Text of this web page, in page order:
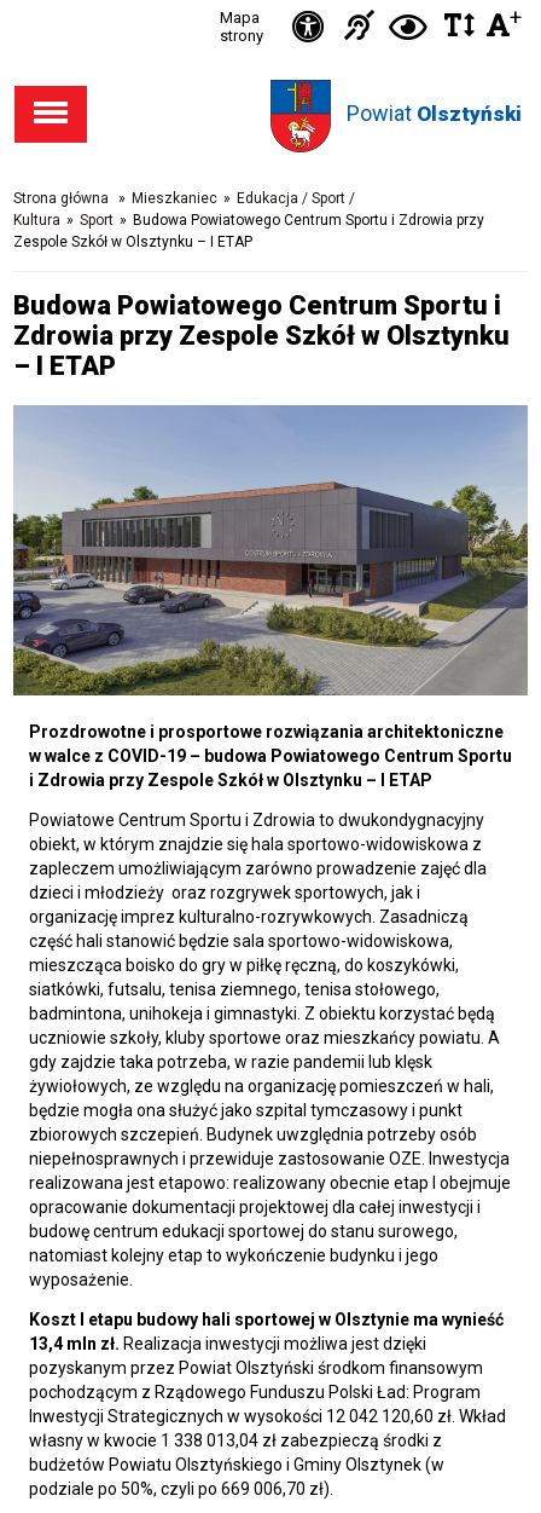
Przejdź
dostępności
Przejdź
głównego
Przejdź
wyszukiwarki
Przejdź
Powiat Olsztyński
Mapa
strony
Ikonka
dostępności
IkonkaIkonka
w
+
Strona główna » Mieszkaniec » Edukacja / Sport /
Kultura » Sport » Budowa Powiatowego Centrum Sportu i Zdrowia przy
Zespole Szkół w Olsztynku – I ETAP
Budowa Powiatowego Centrum Sportu i
Zdrowia przy Zespole Szkół w Olsztynku
– I ETAP
Prozdrowotne i prosportowe rozwiązania architektoniczne
w walce z COVID-19 – budowa Powiatowego Centrum Sportu
i Zdrowia przy Zespole Szkół w Olsztynku – I ETAP
Powiatowe Centrum Sportu i Zdrowia to dwukondygnacyjny
obiekt, w którym znajdzie się hala sportowo-widowiskowa z
zapleczem umożliwiającym zarówno prowadzenie zajęć dla
dzieci i młodzieży oraz rozgrywek sportowych, jak i
organizację imprez kulturalno-rozrywkowych. Zasadniczą
część hali stanowić będzie sala sportowo-widowiskowa,
mieszcząca boisko do gry w piłkę ręczną, do koszykówki,
siatkówki, futsalu, tenisa ziemnego, tenisa stołowego,
badmintona, unihokeja i gimnastyki. Z obiektu korzystać będą
uczniowie szkoły, kluby sportowe oraz mieszkańcy powiatu. A
gdy zajdzie taka potrzeba, w razie pandemii lub klęsk
żywiołowych, ze względu na organizację pomieszczeń w hali,
będzie mogła ona służyć jako szpital tymczasowy i punkt
zbiorowych szczepień. Budynek uwzględnia potrzeby osób
niepełnosprawnych i przewiduje zastosowanie OZE. Inwestycja
realizowana jest etapowo: realizowany obecnie etap I obejmuje
opracowanie dokumentacji projektowej dla całej inwestycji i
budowę centrum edukacji sportowej do stanu surowego,
natomiast kolejny etap to wykończenie budynku i jego
wyposażenie.
Koszt I etapu budowy hali sportowej w Olsztynie ma wynieść
13,4 mln zł. Realizacja inwestycji możliwa jest dzięki
pozyskanym przez Powiat Olsztyński środkom finansowym
pochodzącym z Rządowego Funduszu Polski Ład: Program
Inwestycji Strategicznych w wysokości 12 042 120,60 zł. Wkład
własny w kwocie 1 338 013,04 zł zabezpieczą środki z
budżetów Powiatu Olsztyńskiego i Gminy Olsztynek (w
podziale po 50%, czyli po 669 006,70 zł).